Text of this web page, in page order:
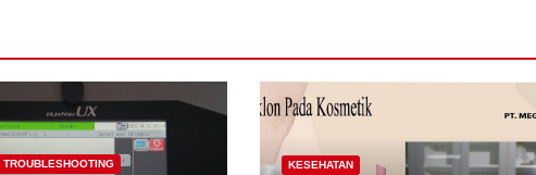
TROUBLESHOOTING KESEHATAN